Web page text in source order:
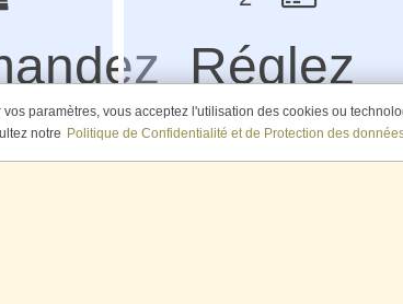
Réglez
en toute
paramètres, vous acceptez l'utilisation des cookies ou
notre
Politique de Confidentialité et de Protection des